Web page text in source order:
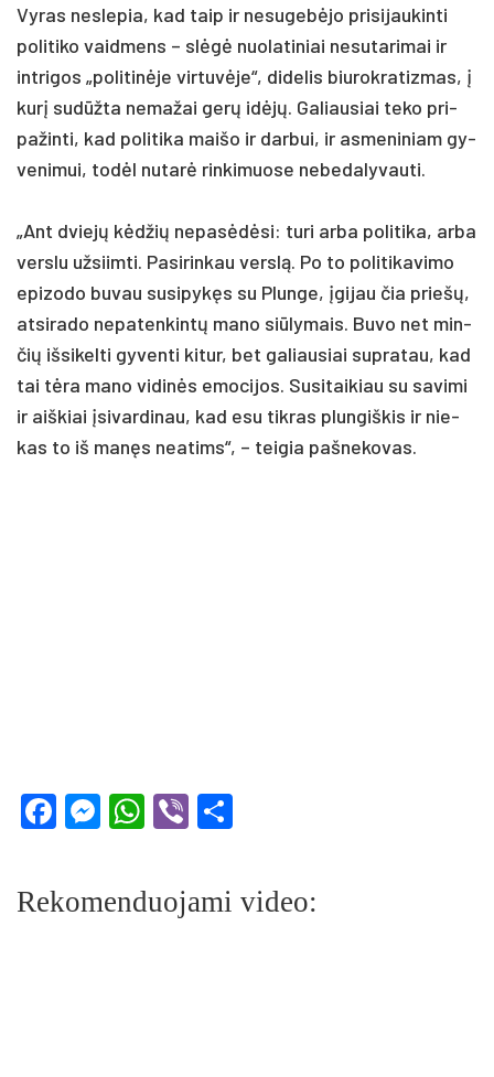
Vy­ras ne­sle­pia, kad taip ir ne­su­gebė­jo pri­si­jau­kin­ti
po­li­ti­ko vaid­mens – slėgė nuo­la­ti­niai ne­su­ta­ri­mai ir
int­ri­gos „po­li­tinė­je vir­tuvė­je“, di­de­lis biu­rok­ra­tiz­mas, į
kurį su­dūžta ne­ma­žai gerų idėjų. Ga­liau­siai te­ko pri­
pa­žin­ti, kad po­li­ti­ka mai­šo ir dar­bui, ir as­me­ni­niam gy­
ve­ni­mui, todėl nu­tarė rin­ki­muo­se ne­be­da­ly­vau­ti.
„Ant dviejų kėdžių ne­pasėdė­si: tu­ri ar­ba po­li­ti­ka, ar­ba
vers­lu už­siim­ti. Pa­si­rin­kau verslą. Po to po­li­ti­ka­vi­mo
epi­zo­do bu­vau su­si­pykęs su Plun­ge, įgi­jau čia prie­šų,
at­si­ra­do ne­pa­ten­kintų ma­no siū­ly­mais. Bu­vo net min­
čių iš­si­kel­ti gy­ven­ti ki­tur, bet ga­liau­siai su­pra­tau, kad
tai tėra ma­no vi­dinės emo­ci­jos. Su­si­tai­kiau su sa­vi­mi
ir aiš­kiai įsi­var­di­nau, kad esu tik­ras plun­giš­kis ir nie­
kas to iš manęs nea­tims“, – tei­gia pa­šne­ko­vas.
Facebook
Messenger
WhatsApp
Viber
Rekomenduojami video: